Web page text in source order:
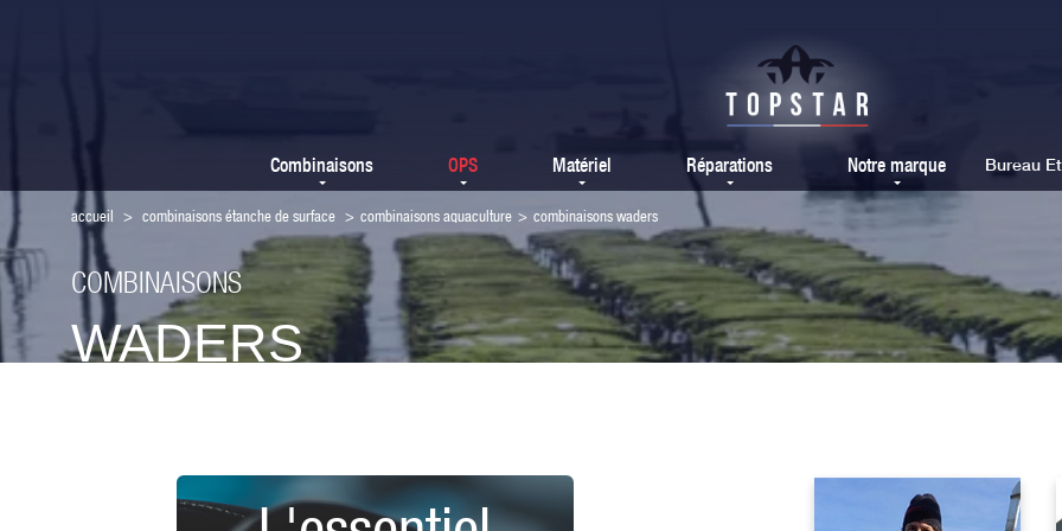
Combinaisons OPS Matériel Réparations Notre marque Bureau
accueil > combinaisons étanche de surface > combinaisons aquaculture > combinaisons waders
COMBINAISONS
WADERS